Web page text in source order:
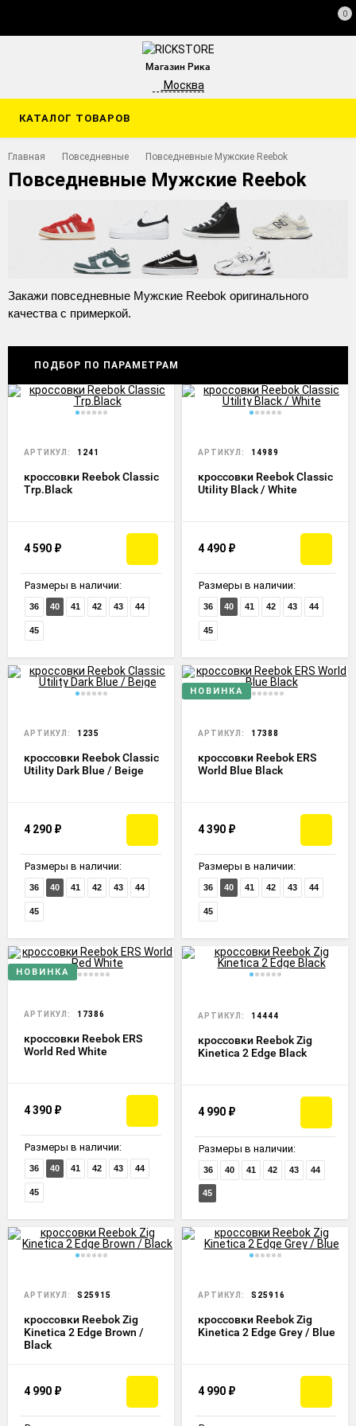
0
Магазин Рика
Москва
КАТАЛОГ ТОВАРОВ
Главная Повседневные Повседневные Мужские Reebok
Повседневные Мужские Reebok
Закажи повседневные Мужские Reebok оригинального
качества с примеркой.
ПОДБОР ПО ПАРАМЕТРАМ
АРТИКУЛ: 1241
кроссовки Reebok Classic
Trp.Black
4 590 ₽
Размеры в наличии:
36 40 41 42 43 44
45
АРТИКУЛ: 14989
кроссовки Reebok Classic
Utility Black / White
4 490 ₽
Размеры в наличии:
36 40 41 42 43 44
45
АРТИКУЛ: 1235
кроссовки Reebok Classic
Utility Dark Blue / Beige
4 290 ₽
Размеры в наличии:
36 40 41 42 43 44
45
НОВИНКА
АРТИКУЛ: 17388
кроссовки Reebok ERS
World Blue Black
4 390 ₽
Размеры в наличии:
36 40 41 42 43 44
45
НОВИНКА
АРТИКУЛ: 17386
кроссовки Reebok ERS
World Red White
4 390 ₽
Размеры в наличии:
36 40 41 42 43 44
45
АРТИКУЛ: 14444
кроссовки Reebok Zig
Kinetica 2 Edge Black
4 990 ₽
Размеры в наличии:
36 40 41 42 43 44
45
АРТИКУЛ: S25915
кроссовки Reebok Zig
Kinetica 2 Edge Brown /
Black
4 990 ₽
АРТИКУЛ: S25916
кроссовки Reebok Zig
Kinetica 2 Edge Grey / Blue
4 990 ₽